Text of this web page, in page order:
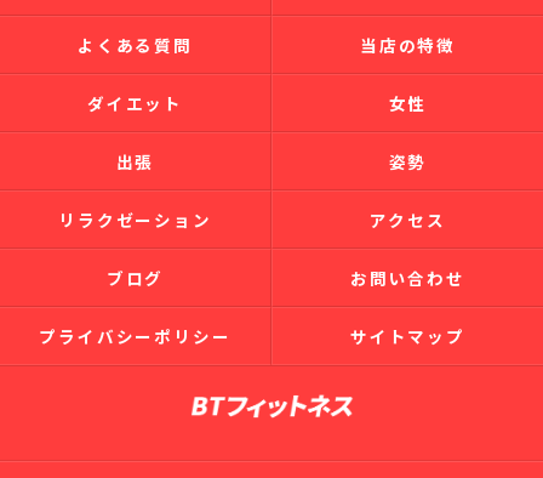
よくある質問 当店の特徴
ダイエット 女性
出張 姿勢
リラクゼーション アクセス
ブログ お問い合わせ
プライバシーポリシー サイトマップ